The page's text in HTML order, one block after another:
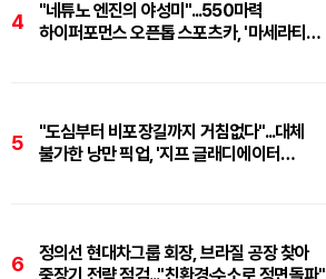
4
"네튜노 엔진의 야성미"...550마력
하이퍼포먼스 오픈톱 스포츠카, '마세라티
5
"도심부터 비포장길까지 거침없다"...대체
불가한 낭만 픽업, '지프 글래디에이터
6
정의선 현대차그룹 회장, 브라질 공장 찾아